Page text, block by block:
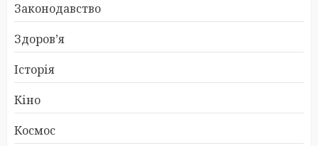
Законодавство
Здоров’я
Історія
Кіно
Космос